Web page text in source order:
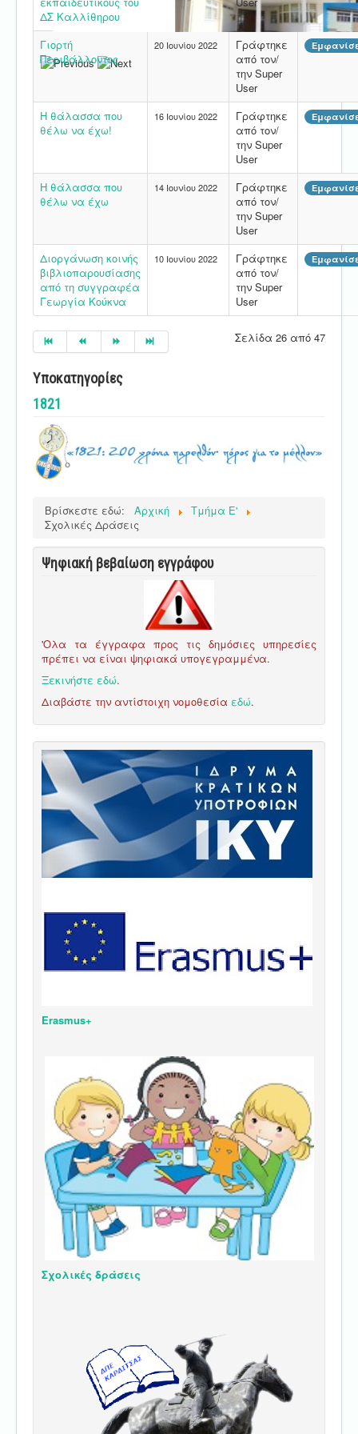
ΔΣ Καλλίθηρου
Γιορτή
Περιβάλλοντος
20 Ιουνίου 2022
Γράφτηκε
από τον/
την Super
User
Η θάλασσα που
θέλω να έχω!
16 Ιουνίου 2022
Γράφτηκε
από τον/
την Super
User
Η θάλασσα που
θέλω να έχω
14 Ιουνίου 2022
Γράφτηκε
από τον/
την Super
User
Διοργάνωση κοινής
βιβλιοπαρουσίασης
από τη συγγραφέα
Γεωργία Κούκνα
10 Ιουνίου 2022
Γράφτηκε
από τον/
την Super
User
Σελίδα 26 από 47
Υποκατηγορίες
1821
Βρίσκεστε εδώ: Αρχική
Τμήμα E'
Σχολικές Δράσεις
Ψηφιακή βεβαίωση εγγράφου
'Ολα τα έγγραφα προς τις δημόσιες υπηρεσίες
πρέπει να είναι ψηφιακά υπογεγραμμένα.
Ξεκινήστε εδώ.
Διαβάστε την αντίστοιχη νομοθεσία εδώ.
Erasmus+
Σχολικές δράσεις